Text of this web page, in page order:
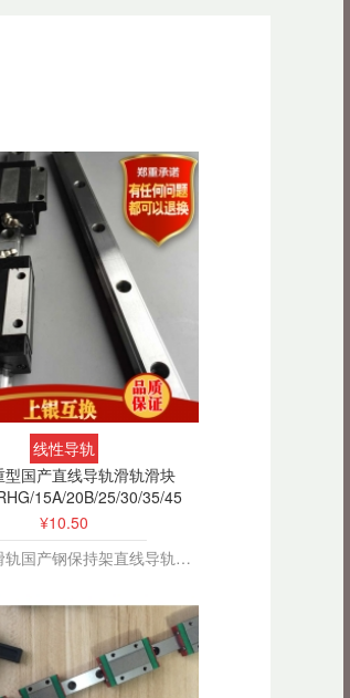
线性导轨
型国产直线导轨滑轨滑块
15A/20B/25/30/35/45
¥10.50
重型直线滑轨国产钢保持架直线导轨滑块高精度线性轨TRHG15B 20B
20 25L滚珠滑动光
轴导轨加长滑块固
定座直线轴承
￥5.00
直线滑动单元支撑
耐高温高热SBR圆
柱直线导轨滑轨滑
块铜套滑块
￥35.00
开口型箱式滑动单
元直线光轴导轨
SBR12LUU 16 20
￥11.00
耐高温闭口式箱式
SC25/30/16/20/35/40/50UU
加长滑块
￥0.00
铝托圆柱直线导轨
SBR系列木工机械
光轴导轨圆轨滑台
滑轨滑块
￥128.00